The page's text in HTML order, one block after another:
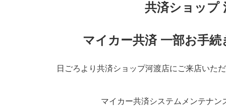
共済ショップ
マイカー共済 一部お手
日ごろより共済ショップ河渡店にご来店いた
マイカー共済システムメンテナン